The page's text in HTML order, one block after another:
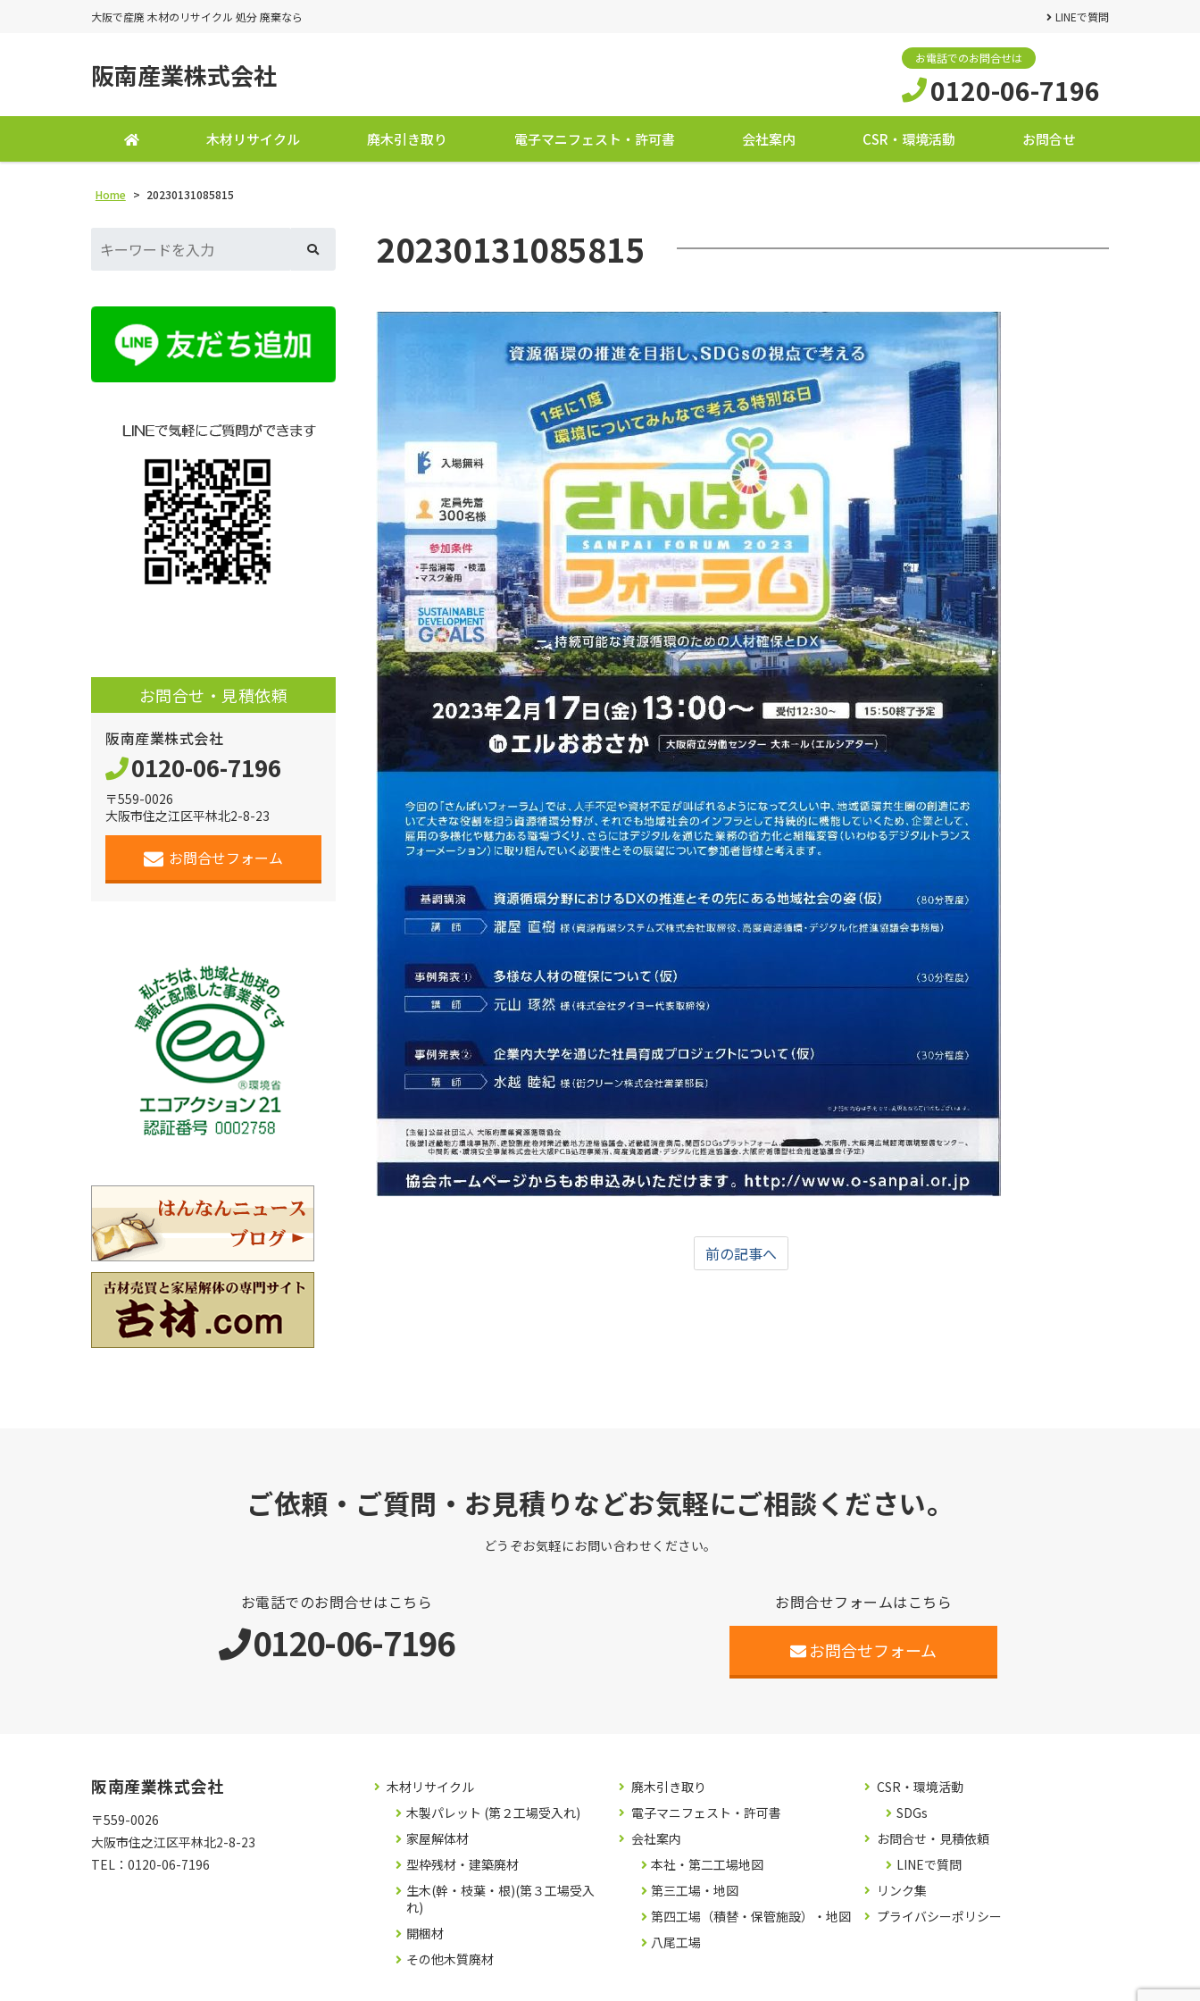
大阪で産廃 木材のリサイクル 処分 廃棄なら LINEで質問
阪南産業株式会社
お電話でのお問合せは
0120-06-7196
木材リサイクル 廃木引き取り 電子マニフェスト・許可書 会社案内 CSR・環境活動 お問合せ
Home > 20230131085815
20230131085815
前の記事へ
お問合せ・見積依頼
阪南産業株式会社
0120-06-7196
〒559-0026
大阪市住之江区平林北2-8-23
お問合せフォーム
ご依頼・ご質問・お見積りなどお気軽にご相談ください。
どうぞお気軽にお問い合わせください。
お電話でのお問合せはこちら
0120-06-7196
お問合せフォームはこちら
お問合せフォーム
阪南産業株式会社
〒559-0026
大阪市住之江区平林北2-8-23
TEL： 0120-06-7196
木材リサイクル
木製パレット (第２工場受入れ)
家屋解体材
型枠残材・建築廃材
生木(幹・枝葉・根)(第３工場受入
れ)
開梱材
その他木質廃材
廃木引き取り
電子マニフェスト・許可書
会社案内
本社・第二工場地図
第三工場・地図
第四工場（積替・保管施設）・地図
八尾工場
CSR・環境活動
SDGs
お問合せ・見積依頼
LINEで質問
リンク集
プライバシーポリシー